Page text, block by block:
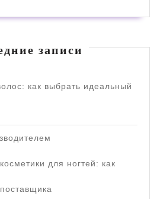
записи
как выбрать идеальный
для ногтей: как